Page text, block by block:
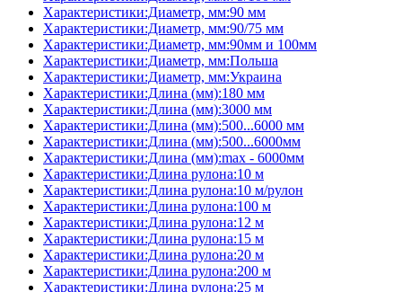
Характеристики:Диаметр, мм:90 мм
Характеристики:Диаметр, мм:90/75 мм
Характеристики:Диаметр, мм:90мм и 100мм
Характеристики:Диаметр, мм:Польша
Характеристики:Диаметр, мм:Украина
Характеристики:Длина (мм):180 мм
Характеристики:Длина (мм):3000 мм
Характеристики:Длина (мм):500...6000 мм
Характеристики:Длина (мм):500...6000мм
Характеристики:Длина (мм):max - 6000мм
Характеристики:Длина рулона:10 м
Характеристики:Длина рулона:10 м/рулон
Характеристики:Длина рулона:100 м
Характеристики:Длина рулона:12 м
Характеристики:Длина рулона:15 м
Характеристики:Длина рулона:20 м
Характеристики:Длина рулона:200 м
Характеристики:Длина рулона:25 м